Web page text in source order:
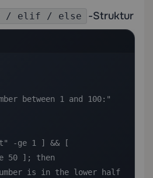
/ elif / else -Struktur
between 1 and 100:"
-ge 1 ] && [
50 ]; then